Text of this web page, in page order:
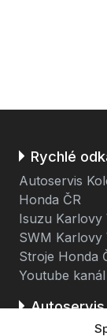
Rychlé
Autoservis
Honda ČR
Isuzu Karlovy
SWM Karlovy
Stroje Honda
Youtube
Stará cesta